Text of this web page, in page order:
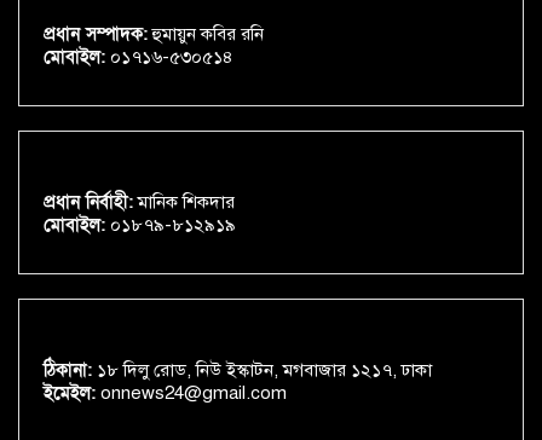
প্রধান সম্পাদক:হুমায়ুন কবির রনি
মোবাইল: ০১৭১৬-৫৩০৫১৪
প্রধান নির্বাহী:মানিক শিকদার
মোবাইল: ০১৮৭৯-৮১২৯১৯
ঠিকানা: ১৮ দিলু রোড, নিউ ইস্কাটন, মগবাজার ১২১৭, ঢাকা
ইমেইল: onnews24@gmail.com